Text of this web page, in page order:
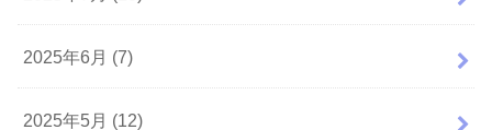
2025年6月 (7)
2025年5月 (12)